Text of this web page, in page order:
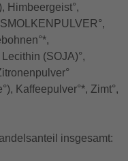
Himbeergeist°,
(SOJA)°,
Kaffeepulver°*, Zimt°,
insgesamt: